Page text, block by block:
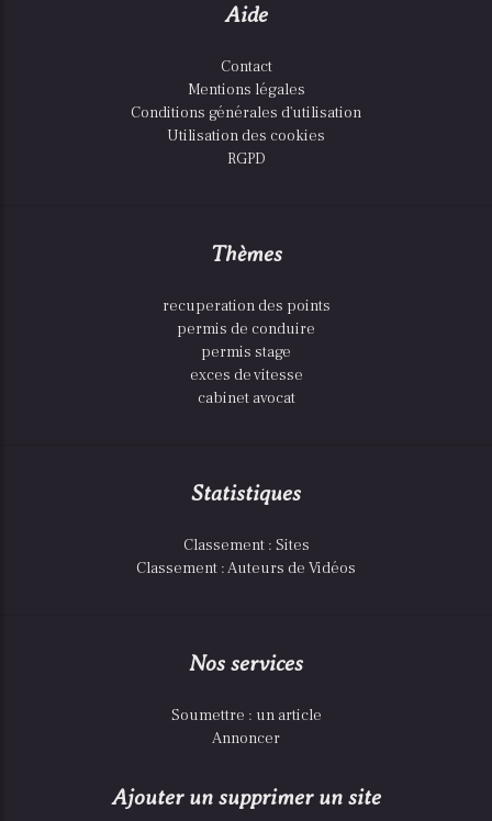
Aide
Contact
Mentions légales
Conditions générales d'utilisation
Utilisation des cookies
RGPD
Thèmes
recuperation des points
permis de conduire
permis stage
exces de vitesse
cabinet avocat
Statistiques
Classement : Sites
Classement : Auteurs de Vidéos
Nos services
Soumettre : un article
Annoncer
Ajouter un supprimer un site